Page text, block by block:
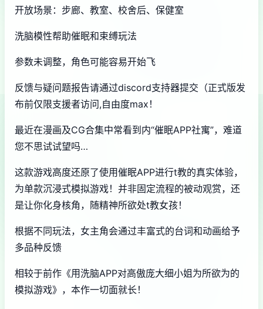
开放场景：步廊、教室、校舍后、保健室
洗脑模性帮助催眠和束缚玩法
参数未调整，角色可能容易开始飞
反馈与疑问题报告请通过discord支持器提交（正式版发
布前仅限支援者访问,自由度max！
最近在漫画及CG合集中常看到内“催眠APP社寓”，难道
您不思试试望吗…
这款游戏高度还原了使用催眠APP进行t教的真实体验，
为单款沉浸式模拟游戏！并非固定流程的被动观赏，还
是让你化身核角，随精神所欲处t教女孩！
根据不同玩法，女主角会通过丰富式的台词和动画给予
多品种反馈
相较于前作《用洗脑APP对高傲庞大细小姐为所欲为的
模拟游戏》，本作一切面就长！